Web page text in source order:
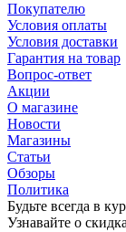
Покупателю
Условия оплаты
Условия доставки
Гарантия на товар
Вопрос-ответ
Акции
О магазине
Новости
Магазины
Статьи
Обзоры
Политика
Будьте всегда в
Узнавайте о